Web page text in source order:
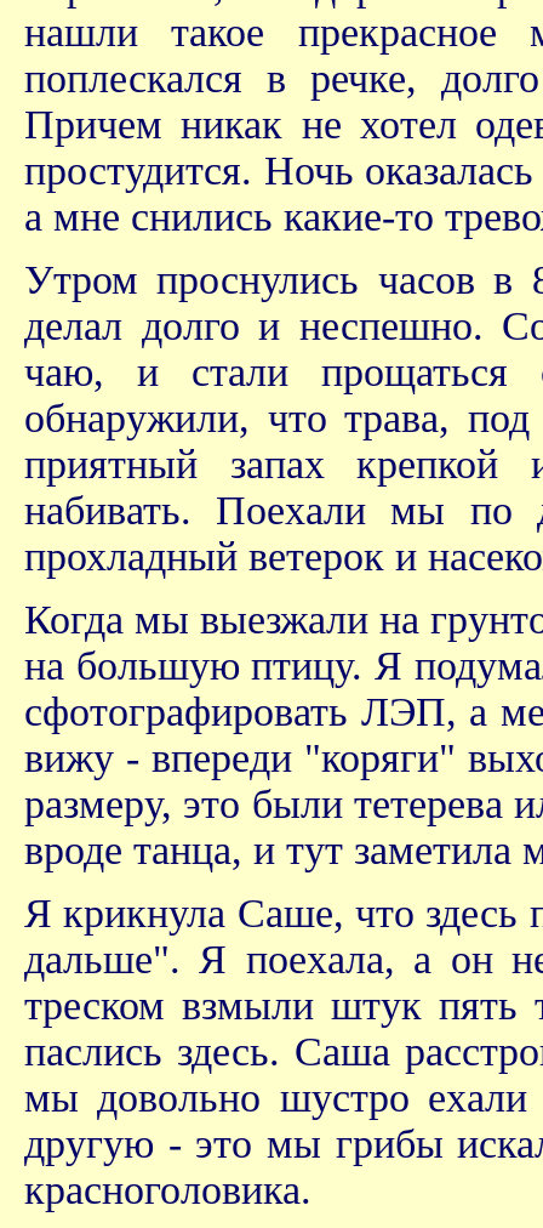
нашли такое
поплескался в речке,
Причем никак не хотел
простудится. Ночь
а мне снились какие-то
Утром проснулись часов в
делал долго и неспешно.
чаю, и стали прощаться
обнаружили, что трава,
приятный запах
набивать. Поехали мы по
прохладный ветерок и
Когда мы выезжали на
на большую птицу. Я
сфотографировать ЛЭП, а
вижу - впереди "коряги"
размеру, это были тетерева
вроде танца, и тут
Я крикнула Саше, что здесь
дальше". Я поехала, а он
треском взмыли штук
паслись здесь. Саша
мы довольно шустро
другую - это мы грибы
красноголовика.